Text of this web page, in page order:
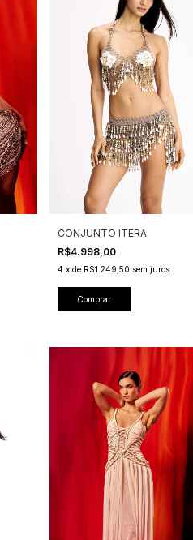
CONJUNTO ITERA
R$4.998,00
4 x de R$1.249,50 sem juros
Comprar